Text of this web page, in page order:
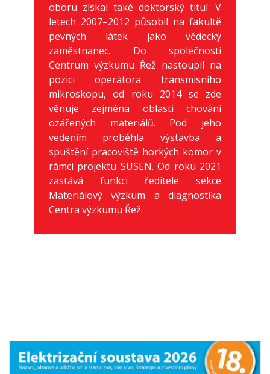
oboru získal také doktorský titul. V
letech 2007–2012 působil na fakultě
pevných látek jako vědecký
zaměstnanec. Do společnosti
Centrum výzkumu Řež nastoupil na
pozici operátora transmisního
mikroskopu, od roku 2014 se zde
věnuje zejména oblasti chování
ozářených materiálů. Pod jeho
vedením proběhla výstavba a
spuštění pracoviště horkých komor v
rámci projektu SUSEN. Od roku 2021
zastává funkci ředitele sekce
Materiálový výzkum a diagnostika
Centra výzkumu Řež.